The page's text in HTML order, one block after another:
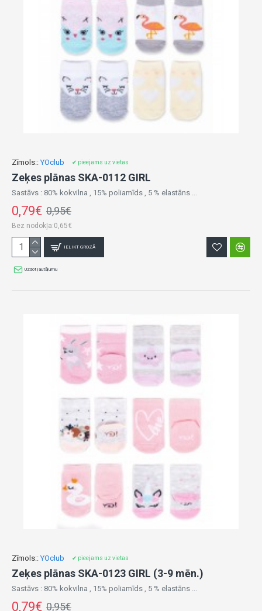
Zīmols:: YOclub ✔ pieejams uz vietas
Zeķes plānas SKA-0112 GIRL
Sastāvs : 80% kokvilna , 15% poliamīds , 5 % elastāns ...
0,79€ 0,95€
Bez nodokļa:0,65€
IELIKT GROZĀ
Uzdot jautājumu
Zīmols:: YOclub ✔ pieejams uz vietas
Zeķes plānas SKA-0123 GIRL (3-9 mēn.)
Sastāvs : 80% kokvilna , 15% poliamīds , 5 % elastāns ...
0,79€ 0,95€